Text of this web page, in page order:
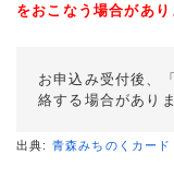
をおこなう場合があり
お申込み受付後、
絡する場合がありま
出典: 青森みちのくカード